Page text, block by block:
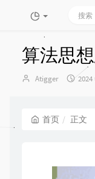
算法思
博
Atigger
发
首页 正文